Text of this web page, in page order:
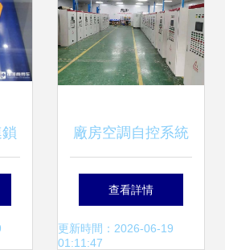
租，提供專業電氣
安裝服務
廠房空調自控系統
安裝、運行與管理
要點及電氣服務指
查看詳情
更新時間：2026-06-19
01:11:47